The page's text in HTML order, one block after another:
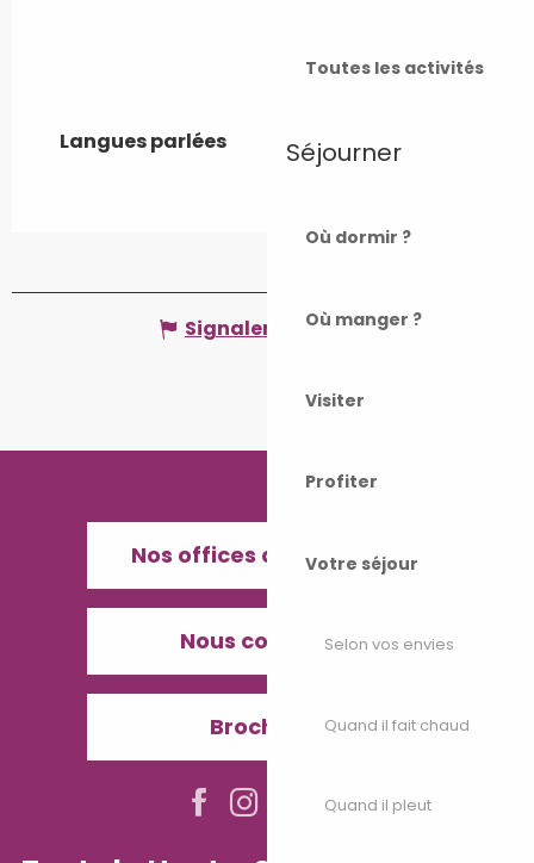
Toutes les activités
Séjourner
Où dormir ?
Où manger ?
Visiter
Profiter
Votre séjour
Selon vos envies
Quand il fait chaud
Quand il pleut
Langues parlées
Langues parlées
Signaler une erreur
Nos offices de Tourisme
Nous contacter
Brochures